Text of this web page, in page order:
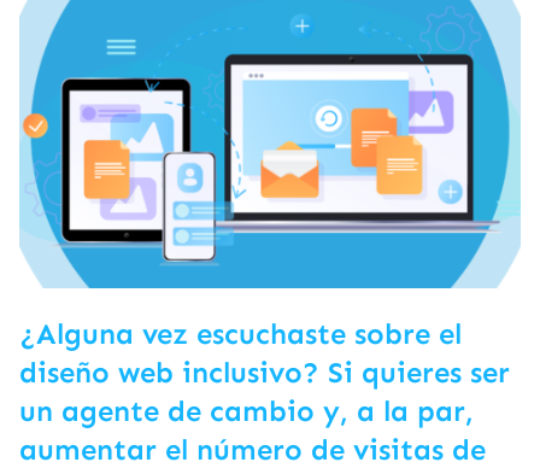
¿Alguna vez escuchaste sobre el
diseño web inclusivo? Si quieres ser
un agente de cambio y, a la par,
aumentar el número de visitas de